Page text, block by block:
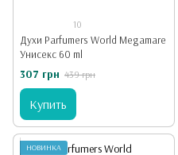
10
Духи Parfumers World Megamare
Унисекс 60 ml
307 грн 439 грн
Купить
НОВИНКА